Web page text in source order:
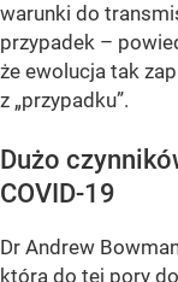
warunki do
przypadek –
że ewolucja tak
z „przypadku”.
Dużo
COVID-19
Dr Andrew
która do tej pory